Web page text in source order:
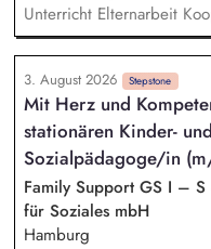
Unterricht Elternarbeit
multiprofessionellen
Förderplanungen
an den Besprechungs-
Gremienarbeit Mitwirkung
unterstützen aktiv die
3. August 2026 Stepstone
Mit Herz und
stationären Kinder-
Sozialpädagoge/in
Family Support GS I – S
für Soziales mbH
Hamburg